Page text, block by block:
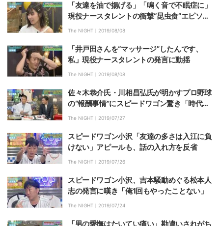
「友達を油で揚げる」「鳴く音で不眠症に」
現役ナースタレントの衝撃“昆虫食”エピソー
ド
The NIGHT｜ 2019/08/08
「井戸田さんを“マッサージ”したんです、
私」現役ナースタレントの発言に動揺
The NIGHT｜ 2019/08/08
佐々木恭介氏・川相昌弘氏が明かすプロ野球
の“報酬事情”にスピードワゴン驚き「時代で
すねぇ」
The NIGHT｜ 2019/07/27
スピードワゴン小沢「友達の多さは入江に負
けない」アピールも、話の入れ方を反省
The NIGHT｜ 2019/07/26
スピードワゴン小沢、吉本騒動めぐる松本人
志の発言に嘆き「俺1回もやったことない」
The NIGHT｜ 2019/07/24
「男の愛撫はたいてい痛い」勘違いされがち